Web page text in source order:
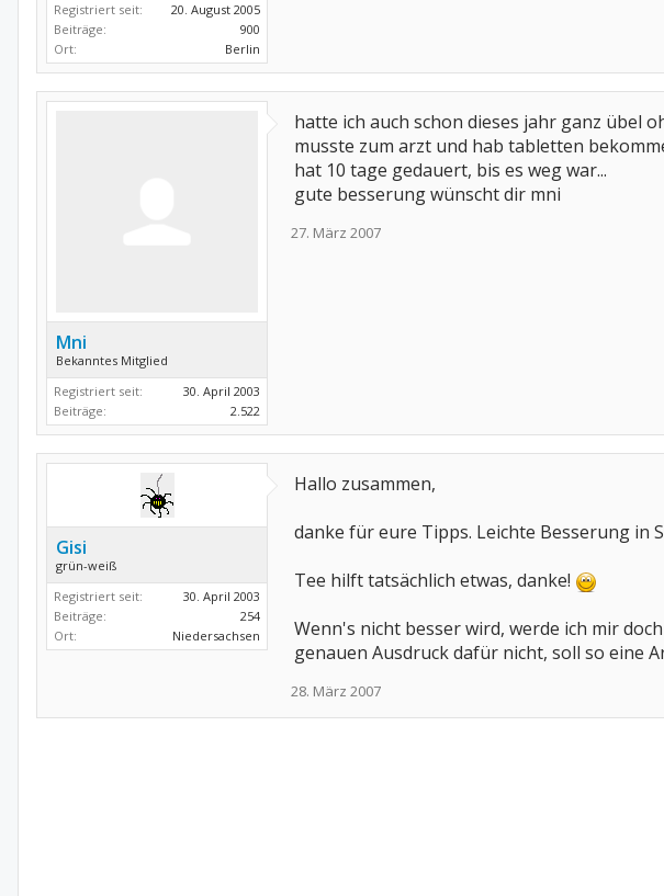
Registriert seit:
20. August 2005
Beiträge:
900
Ort:
Berlin
Mni
Bekanntes Mitglied
Registriert seit:
30. April 2003
Beiträge:
2.522
hatte ich auch schon dieses jahr ganz übel
musste zum arzt und hab tabletten
hat 10 tage gedauert, bis es weg war...
gute besserung wünscht dir mni
27. März 2007
Gisi
grün-weiß
Registriert seit:
30. April 2003
Beiträge:
254
Ort:
Niedersachsen
Hallo zusammen,
danke für eure Tipps. Leichte Besserung in
Tee hilft tatsächlich etwas, danke!
Wenn's nicht besser wird, werde ich mir
genauen Ausdruck dafür nicht, soll so eine
28. März 2007